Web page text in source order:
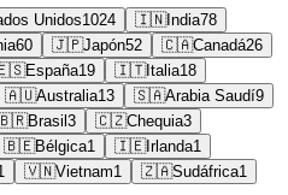
Unidos1024 🇮🇳India78
60 🇯🇵Japón52 🇨🇦Canadá26
España19 🇮🇹Italia18
🇦🇺Australia13 🇸🇦Arabia Saudí9
Brasil 3 🇨🇿Chequia3
🇧🇪Bélgica1 🇮🇪Irlanda1
🇻🇳Vietnam1 🇿🇦Sudáfrica1